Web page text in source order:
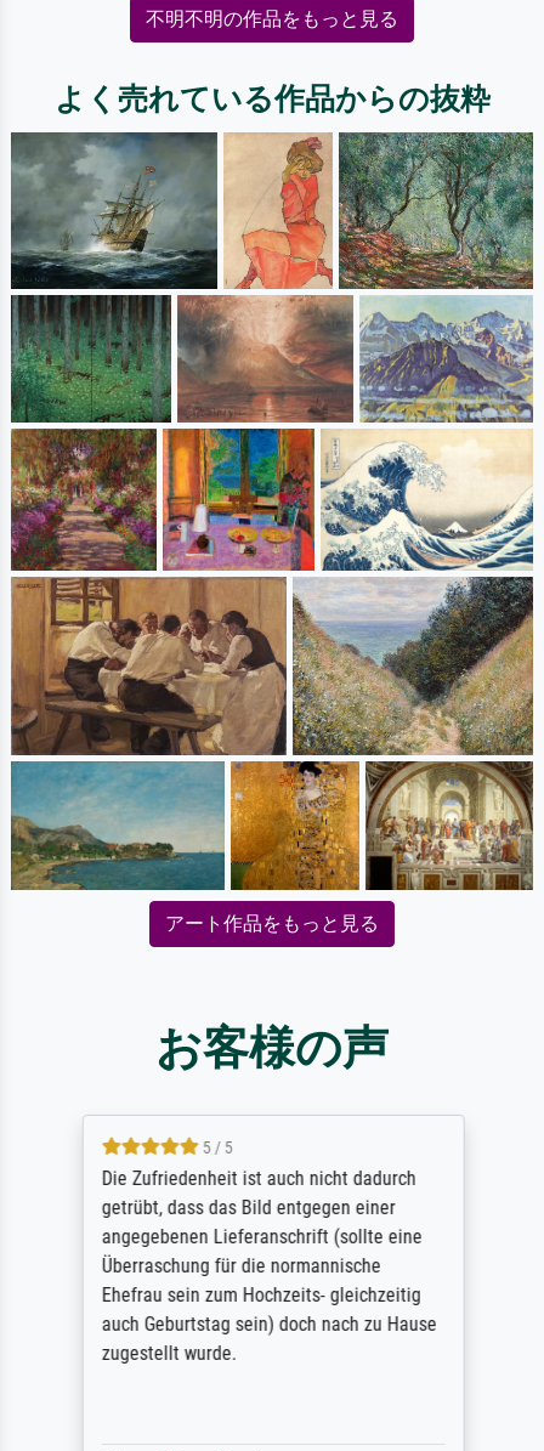
不明不明の作品をもっと見る
よく売れている作品からの抜粋
アート作品をもっと見る
お客様の声
5 / 5
Die Zufriedenheit ist auch nicht dadurch
getrübt, dass das Bild entgegen einer
angegebenen Lieferanschrift (sollte eine
Überraschung für die normannische
Ehefrau sein zum Hochzeits- gleichzeitig
auch Geburtstag sein) doch nach zu Hause
zugestellt wurde.